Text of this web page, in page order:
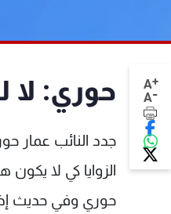
A+
A- حوري: لا
جدد النائب عمار
الزوايا كي لا
حوري وفي حديث